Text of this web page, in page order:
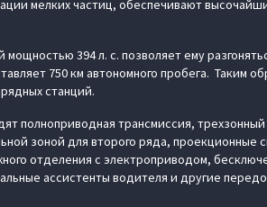
мелких частиц, обеспечивают
394 л. с. позволяет ему
750 км автономного пробега. Таким
станций.
полноприводная трансмиссия,
зоной для второго ряда,
отделения с электроприводом,
ассистенты водителя и другие